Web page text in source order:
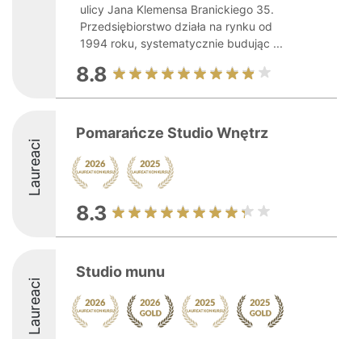
ulicy Jana Klemensa Branickiego 35.
Przedsiębiorstwo działa na rynku od
1994 roku, systematycznie budując ...
8.8
Laureaci
Pomarańcze Studio Wnętrz
8.3
Laureaci
Studio munu